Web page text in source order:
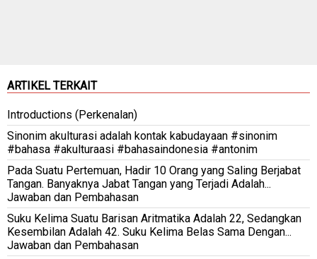
ARTIKEL TERKAIT
Introductions (Perkenalan)
Sinonim akulturasi adalah kontak kabudayaan #sinonim
#bahasa #akulturaasi #bahasaindonesia #antonim
Pada Suatu Pertemuan, Hadir 10 Orang yang Saling Berjabat
Tangan. Banyaknya Jabat Tangan yang Terjadi Adalah...
Jawaban dan Pembahasan
Suku Kelima Suatu Barisan Aritmatika Adalah 22, Sedangkan
Kesembilan Adalah 42. Suku Kelima Belas Sama Dengan...
Jawaban dan Pembahasan